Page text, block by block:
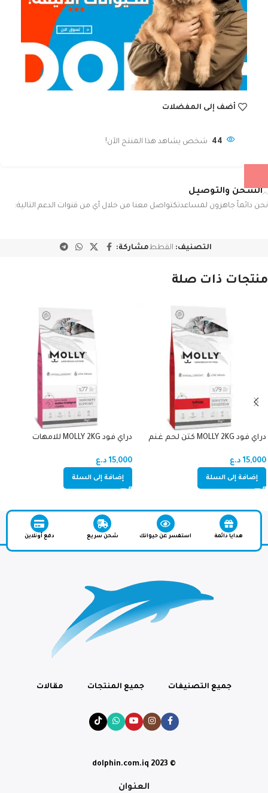
أضف إلى المفضلات
44 شخص يشاهد هذا المنتج الآن!
الشحن والتوصيل
نحن دائماً جاهزون لمساعدتكتواصل معنا من خلال أي من قنوات الدعم التالية:
التصنيف: القططمشاركة:
منتجات ذات صلة
دراي فود MOLLY 2KG كتن لحم غنم
15,000 د.ع
إضافة إلى السلة
دراي فود MOLLY 2KG للامهات
15,000 د.ع
إضافة إلى السلة
هدايا دائمة استفسر عن حيوانك شحن سريع دفع أونلاين
جميع التصنيفات جميع المنتجات مقالات
© dolphin.com.iq 2023
العنوان